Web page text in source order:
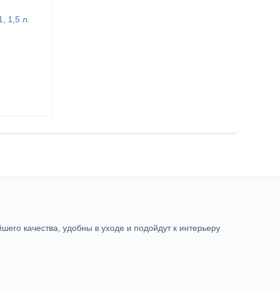
1,5 л.
качества, удобны в уходе и подойдут к интерьеру